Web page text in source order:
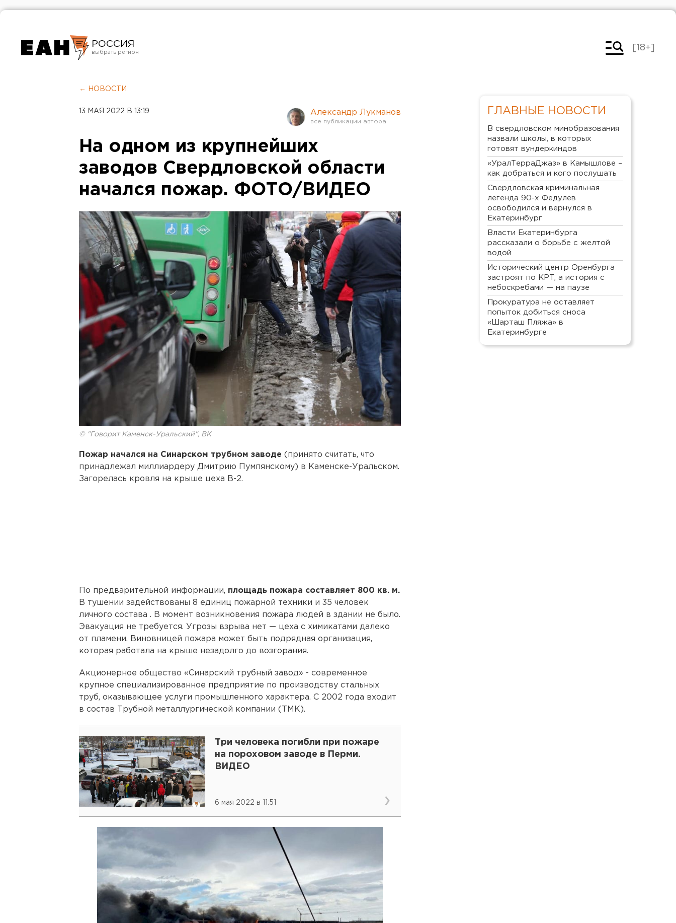
РОССИЯ
Челябинск
[18+]
← НОВОСТИ
13 МАЯ 2022 В 13:19 Александр Лукманов
На одном из крупнейших
заводов Свердловской области
начался пожар. ФОТО/ВИДЕО
© "Говорит Каменск-Уральский", ВК
Пожар начался на Синарском трубном заводе (принято считать, что
принадлежал миллиардеру Дмитрию Пумпянскому) в Каменске-Уральском.
Загорелась кровля на крыше цеха В-2.
По предварительной информации, площадь пожара составляет 800 кв. м.
В тушении задействованы 8 единиц пожарной техники и 35 человек
личного состава . В момент возникновения пожара людей в здании не было.
Эвакуация не требуется. Угрозы взрыва нет — цеха с химикатами далеко
от пламени. Виновницей пожара может быть подрядная организация,
которая работала на крыше незадолго до возгорания.
Акционерное общество «Синарский трубный завод» - современное
крупное специализированное предприятие по производству стальных
труб, оказывающее услуги промышленного характера. С 2002 года входит
в состав Трубной металлургической компании (ТМК).
Три человека погибли при пожаре
на пороховом заводе в Перми.
ВИДЕО
6 мая 2022 в 11:51
ГЛАВНЫЕ НОВОСТИ
В свердловском минобразования
назвали школы, в которых
готовят вундеркиндов
«УралТерраДжаз» в Камышлове –
как добраться и кого послушать
Свердловская криминальная
легенда 90-х Федулев
освободился и вернулся в
Екатеринбург
Власти Екатеринбурга
рассказали о борьбе с желтой
водой
Исторический центр Оренбурга
застроят по КРТ, а история с
небоскребами — на паузе
Прокуратура не оставляет
попыток добиться сноса
«Шарташ Пляжа» в
Екатеринбурге